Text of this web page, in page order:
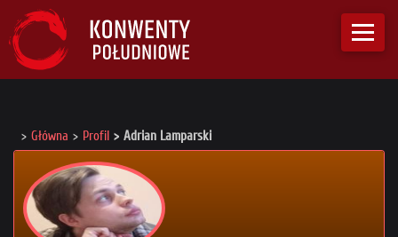
Główna Profil Adrian Lamparski